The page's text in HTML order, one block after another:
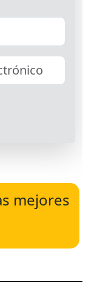
mejores